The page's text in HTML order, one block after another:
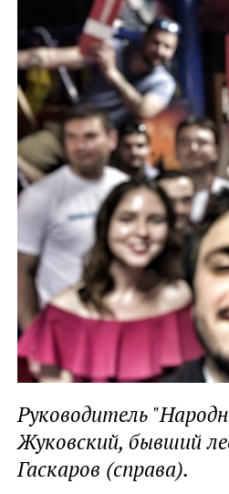
Руководитель
Жуковский, бывший
Гаскаров (справа).